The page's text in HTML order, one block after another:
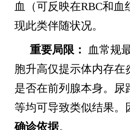
血（可反映在RBC和
现此类伴随状况。
重要局限：
血常规
胞升高仅提示体内存
是否在前列腺本身。
等均可导致类似结果。
确诊依据。